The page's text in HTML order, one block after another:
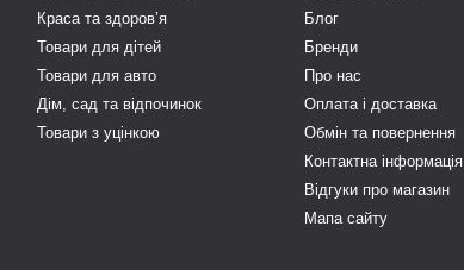
Краса та здоровʼя
Товари для дітей
Товари для авто
Дім, сад та відпочинок
Товари з уцінкою
Блог
Бренди
Про нас
Оплата і доставка
Обмін та повернення
Контактна інформація
Відгуки про магазин
Мапа сайту